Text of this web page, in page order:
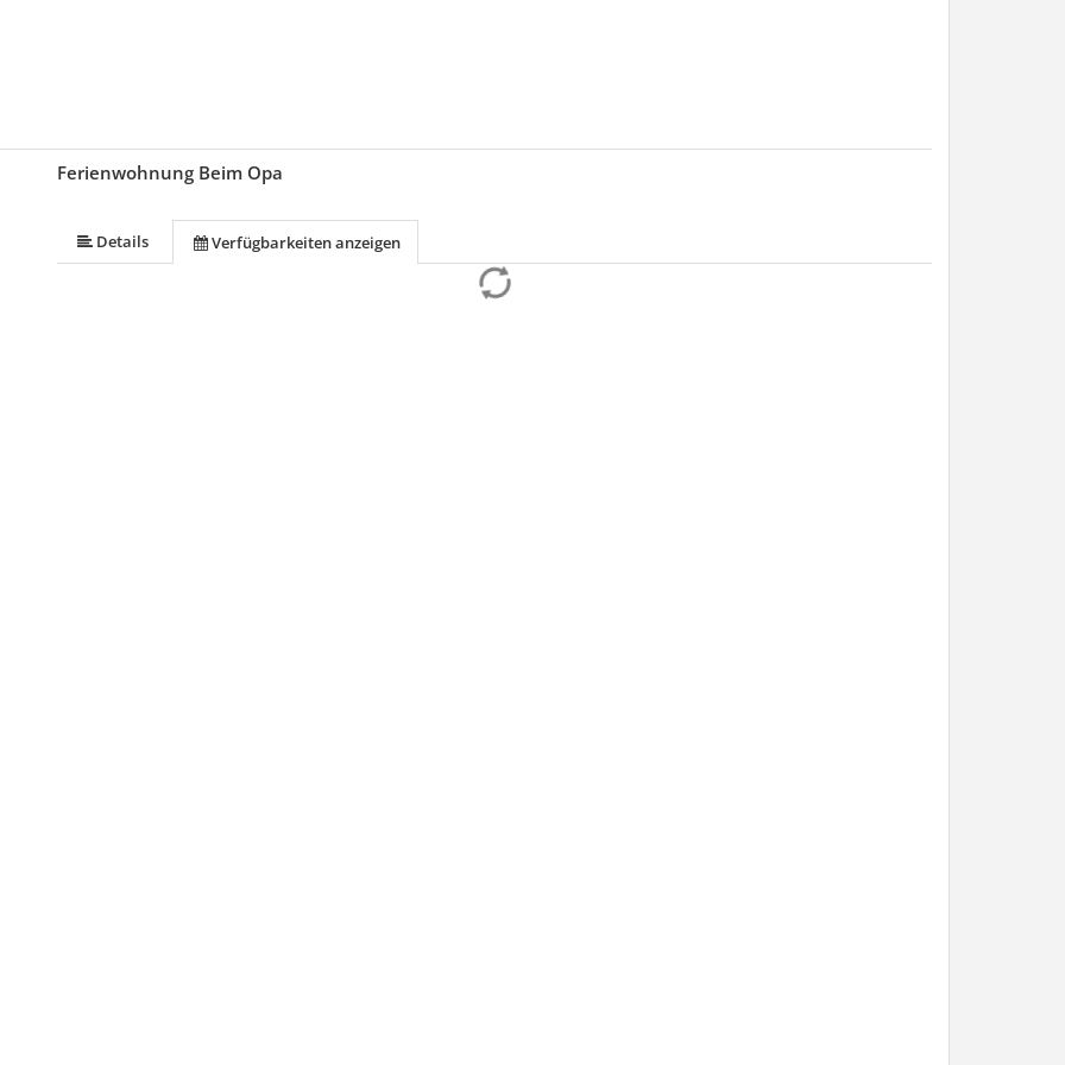
Ferienwohnung Beim Opa
Details Verfügbarkeiten anzeigen